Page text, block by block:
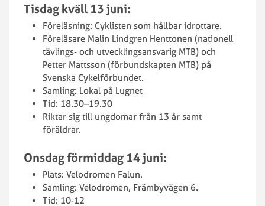
Tisdag kväll 13 juni:
Föreläsning: Cyklisten som hållbar idrottare.
Föreläsare Malin Lindgren Henttonen (nationell
tävlings- och utvecklingsansvarig MTB) och
Petter Mattsson (förbundskapten MTB) på
Svenska Cykelförbundet.
Samling: Lokal på Lugnet
Tid: 18.30–19.30
Riktar sig till ungdomar från 13 år samt
föräldrar.
Onsdag förmiddag 14 juni:
Plats: Velodromen Falun.
Samling: Velodromen, Främbyvägen 6.
Tid: 10-12